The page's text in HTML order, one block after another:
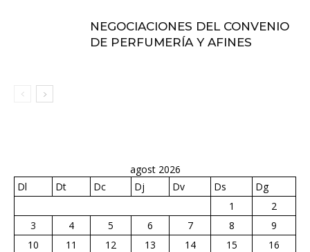
NEGOCIACIONES DEL CONVENIO
DE PERFUMERÍA Y AFINES
agost 2026
Dl
Dt Dc Dj Dv Ds
Dg
1
2
3
4 5 6 7 8
9
10
11 12 13 14 15
16